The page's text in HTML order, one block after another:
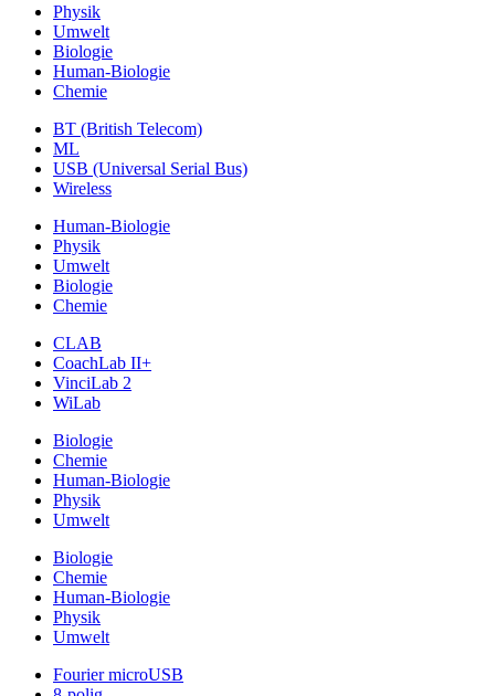
Physik
Umwelt
Biologie
Human-Biologie
Chemie
BT (British Telecom)
ML
USB (Universal Serial Bus)
Wireless
Human-Biologie
Physik
Umwelt
Biologie
Chemie
CLAB
CoachLab II+
VinciLab 2
WiLab
Biologie
Chemie
Human-Biologie
Physik
Umwelt
Biologie
Chemie
Human-Biologie
Physik
Umwelt
Fourier microUSB